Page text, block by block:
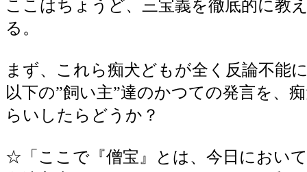
ここはちょうど、三宝義を徹底的に教
る。
まず、これら痴犬どもが全く反論不能
以下の”飼い主”達のかつての発言を、
らいしたらどうか？
☆「ここで『僧宝』とは、今日におい